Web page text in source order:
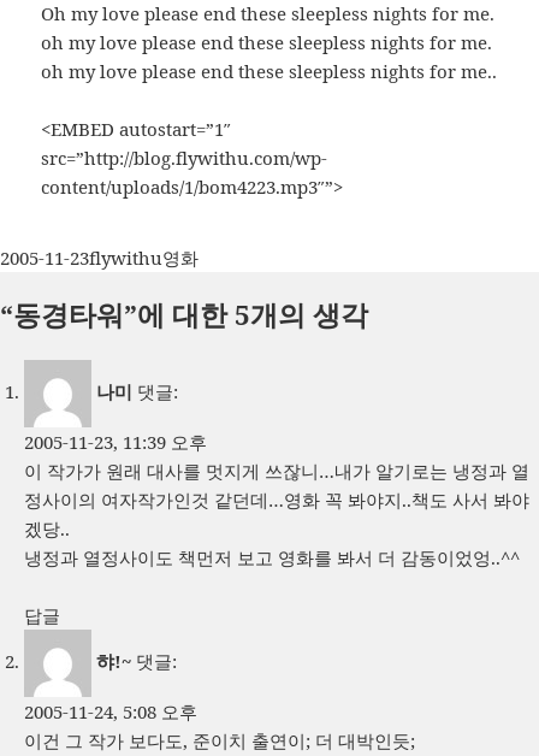
Oh my love please end these sleepless nights for me.
oh my love please end these sleepless nights for me.
oh my love please end these sleepless nights for me..
<EMBED autostart=”1″
src=”http://blog.flywithu.com/wp-
content/uploads/1/bom4223.mp3″”>
작
일
2005-11-23글
이
flywithu카
고
영화
“동경타워”에 대한 5개의 생각
나미 댓글:
2005-11-23, 11:39 오후
이 작가가 원래 대사를 멋지게 쓰잖니…내가 알기로는 냉정과 열
정사이의 여자작가인것 같던데…영화 꼭 봐야지..책도 사서 봐야
겠당..
냉정과 열정사이도 책먼저 보고 영화를 봐서 더 감동이었엉..^^
답글
햐!~ 댓글:
2005-11-24, 5:08 오후
이건 그 작가 보다도, 준이치 출연이; 더 대박인듯;